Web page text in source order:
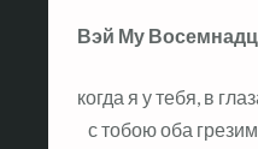
Вэй Му
когда я у тебя, в
с тобою оба